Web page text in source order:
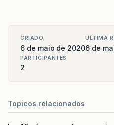
CRIADO
6 de maio de 2020
ULTIMA
6 de
PARTICIPANTES
2
Topicos relacionados